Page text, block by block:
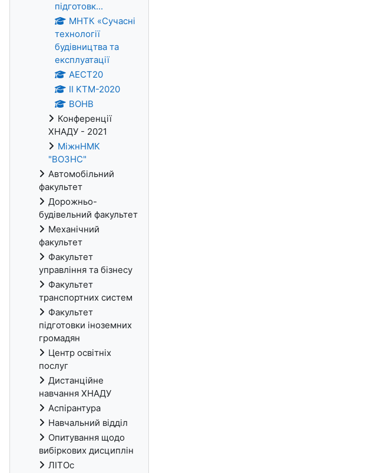
підготовк...
МНТК «Сучасні
технології
будівництва та
експлуатації
АЕСТ20
II KTM-2020
ВОНВ
Конференції
ХНАДУ - 2021
МіжнНМК
"ВОЗНС"
Автомобільний
факультет
Дорожньо-
будівельний факультет
Механічний
факультет
Факультет
управління та бізнесу
Факультет
транспортних систем
Факультет
підготовки іноземних
громадян
Центр освітніх
послуг
Дистанційне
навчання ХНАДУ
Аспірантура
Навчальний відділ
Опитування щодо
вибіркових дисциплін
ЛІТОс